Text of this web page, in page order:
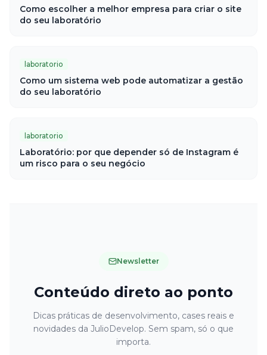
Como escolher a melhor empresa para criar o site
do seu laboratório
laboratorio
Como um sistema web pode automatizar a gestão
do seu laboratório
laboratorio
Laboratório: por que depender só de Instagram é
um risco para o seu negócio
Newsletter
Conteúdo direto ao ponto
Dicas práticas de desenvolvimento, cases reais e
novidades da JulioDevelop. Sem spam, só o que
importa.